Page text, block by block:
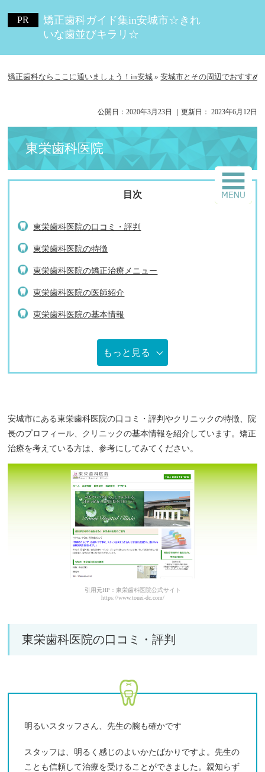
矯正歯科ならここに通いましょう！in安城 »安城市とその周辺でおすすめ
公開日： 2020年3月23日 ｜更新日： 2023年6月12日
東栄歯科医院
東栄歯科医院の口コミ・評判
東栄歯科医院の特徴
東栄歯科医院の矯正治療メニュー
東栄歯科医院の医師紹介
東栄歯科医院の基本情報
もっと見る
安城市にある東栄歯科医院の口コミ・評判やクリニックの特徴、院
長のプロフィール、クリニックの基本情報を紹介しています。矯正
治療を考えている方は、参考にしてみてください。
引用元HP：東栄歯科医院公式サイト
https://www.touei-dc.com/
東栄歯科医院の口コミ・評判
明るいスタッフさん、先生の腕も確かです
スタッフは、明るく感じのよいかたばかりですよ。先生の
ことも信頼して治療を受けることができました。親知らず
矯正歯科ガイド集in安城市☆きれ
いな歯並びキラリ☆